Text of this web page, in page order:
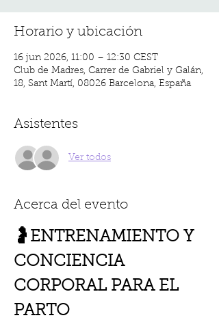
Horario y ubicación
16 jun 2026, 11:00 – 12:30 CEST
Club de Madres, Carrer de Gabriel y Galán,
18, Sant Martí, 08026 Barcelona, España
Asistentes
Ver todos
Acerca del evento
🤰ENTRENAMIENTO Y
CONCIENCIA
CORPORAL PARA EL
PARTO